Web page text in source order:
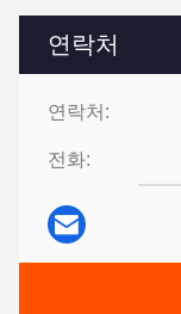
연락처
연락처:
전화: